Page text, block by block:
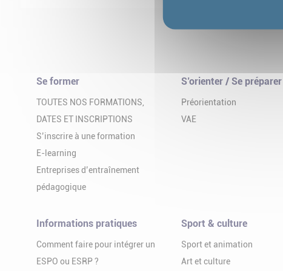
Se former
TOUTES NOS FORMATIONS,
DATES ET INSCRIPTIONS
S’inscrire à une formation
E-learning
Entreprises d’entraînement
pédagogique
S’orienter / Se préparer
Préorientation
VAE
Informations pratiques
Comment faire pour intégrer un
ESPO ou ESRP ?
Sport & culture
Sport et animation
Art et culture